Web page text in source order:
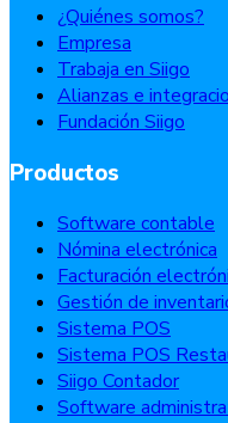
¿Quiénes somos?
Empresa
Trabaja en Siigo
Alianzas e
Fundación Siigo
Productos
Software contable
Nómina electrónica
Facturación
Gestión de
Sistema POS
Sistema POS
Siigo Contador
Software